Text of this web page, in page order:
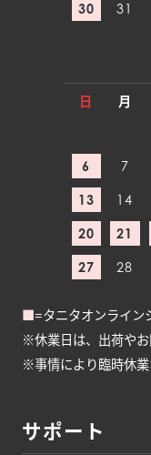
30 31
日 月
6 7
13 14
20 21
27 28
■=タニタオンライン
※休業日は、出荷やお
※事情により臨時休業
サポート